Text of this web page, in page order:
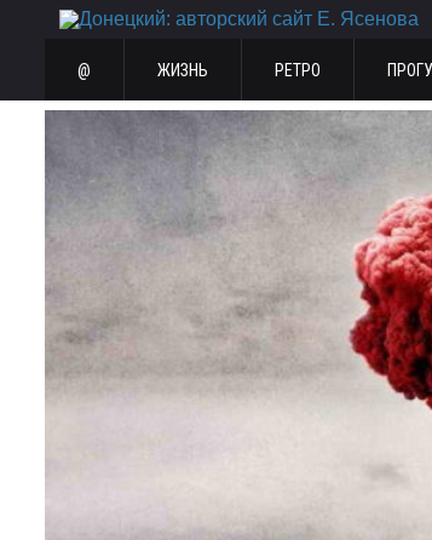
@ ЖИЗНЬ РЕТРО